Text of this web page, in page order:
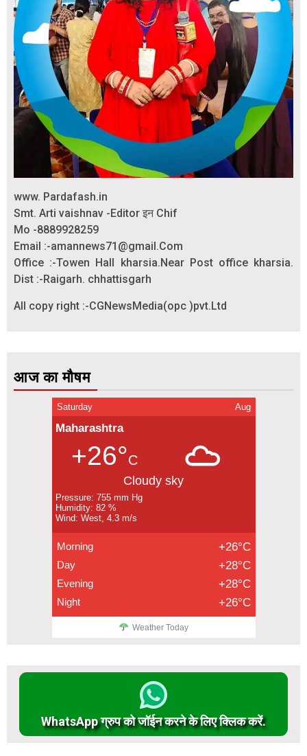
www. Pardafash.in
Smt. Arti vaishnav -Editor इन Chif
Mo -8889928259
Email :-amannews71@gmail.Com
Office :-Towen Hall kharsia.Near Post office kharsia.
Dist :-Raigarh. chhattisgarh
All copy right :-CGNewsMedia(opc )pvt.Ltd
आज का मौषम
Saturday Aug
Maharashtra
+26°C
Cloudy sky
Pressure: 755 mm Hg
Humidity: 82 %
Wind: West, 4.3 m/s
Morning +26°C
Day +28°C
Evening +28°C
Night +26°C
Weather Today
WhatsApp ग्रुप को जॉईन करने के लिए क्लिक करें.